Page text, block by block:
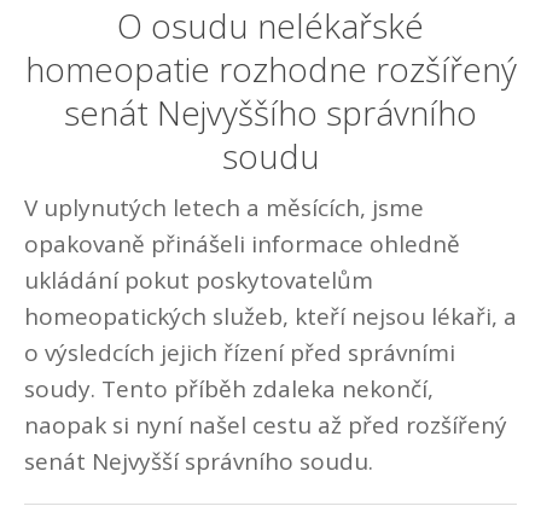
O osudu nelékařské
homeopatie rozhodne rozšířený
senát Nejvyššího správního
soudu
V uplynutých letech a měsících, jsme
opakovaně přinášeli informace ohledně
ukládání pokut poskytovatelům
homeopatických služeb, kteří nejsou lékaři, a
o výsledcích jejich řízení před správními
soudy. Tento příběh zdaleka nekončí,
naopak si nyní našel cestu až před rozšířený
senát Nejvyšší správního soudu.